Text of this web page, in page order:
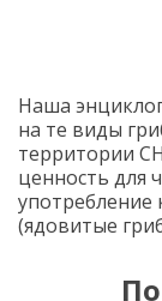
Наша
на те виды
территории
ценность для
(ядовитые